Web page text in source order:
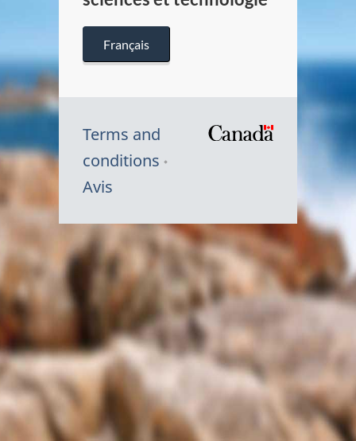
Français
Terms and
conditions
Avis
Symbole
du
Canada